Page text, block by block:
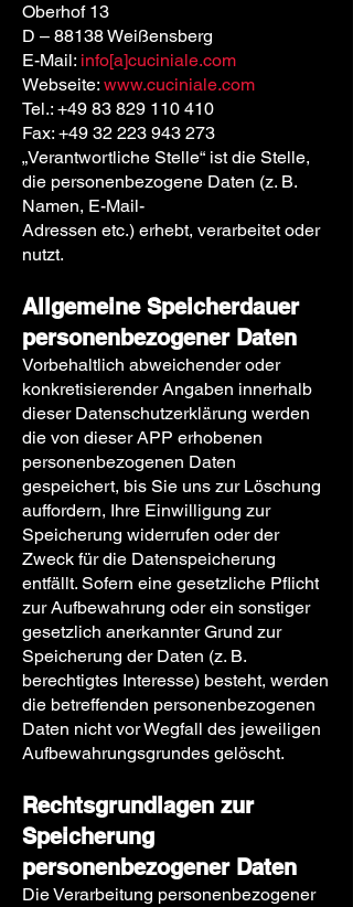
Oberhof 13
D – 88138 Weißensberg
E-Mail: info[a]cuciniale.com
Webseite: www.cuciniale.com
Tel.: +49 83 829 110 410
Fax: +49 32 223 943 273
„Verantwortliche Stelle“ ist die Stelle,
die personenbezogene Daten (z. B.
Namen, E-Mail-
Adressen etc.) erhebt, verarbeitet oder
nutzt.
Allgemeine Speicherdauer
personenbezogener Daten
Vorbehaltlich abweichender oder
konkretisierender Angaben innerhalb
dieser Datenschutzerklärung werden
die von dieser APP erhobenen
personenbezogenen Daten
gespeichert, bis Sie uns zur Löschung
auffordern, Ihre Einwilligung zur
Speicherung widerrufen oder der
Zweck für die Datenspeicherung
entfällt. Sofern eine gesetzliche Pflicht
zur Aufbewahrung oder ein sonstiger
gesetzlich anerkannter Grund zur
Speicherung der Daten (z. B.
berechtigtes Interesse) besteht, werden
die betreffenden personenbezogenen
Daten nicht vor Wegfall des jeweiligen
Aufbewahrungsgrundes gelöscht.
Rechtsgrundlagen zur
Speicherung
personenbezogener Daten
Die Verarbeitung personenbezogener